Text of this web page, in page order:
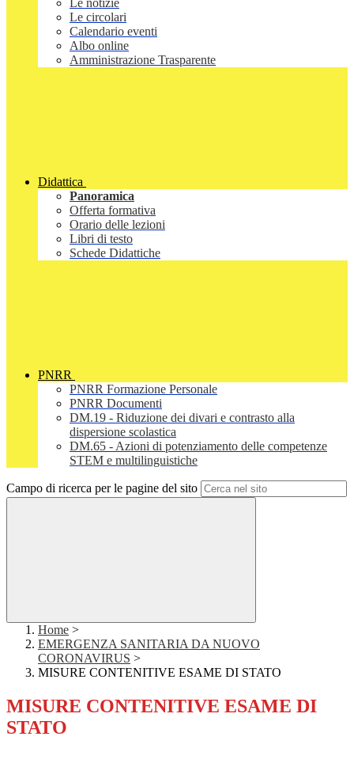
Le notizie
Le circolari
Calendario eventi
Albo online
Amministrazione Trasparente
Didattica
Panoramica
Offerta formativa
Orario delle lezioni
Libri di testo
Schede Didattiche
PNRR
PNRR Formazione Personale
PNRR Documenti
DM.19 - Riduzione dei divari e contrasto alla
dispersione scolastica
DM.65 - Azioni di potenziamento delle competenze
STEM e multilinguistiche
Campo di ricerca per le pagine del sito
Home >
EMERGENZA SANITARIA DA NUOVO
CORONAVIRUS >
MISURE CONTENITIVE ESAME DI STATO
MISURE CONTENITIVE ESAME DI
STATO